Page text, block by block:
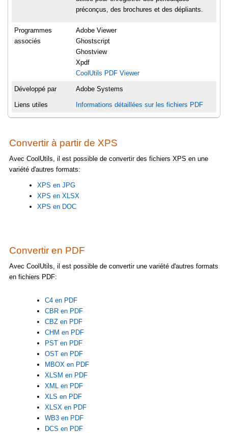
préconçus, des brochures et des dépliants.
Programmes
associés
Adobe Viewer
Ghostscript
Ghostview
Xpdf
CoolUtils PDF Viewer
Développé par Adobe Systems
Liens utiles Informations détaillées sur les fichiers PDF
Convertir à partir de XPS
Avec CoolUtils, il est possible de convertir des fichiers XPS en une
variété d'autres formats:
XPS en JPG
XPS en XLSX
XPS en DOC
Convertir en PDF
Avec CoolUtils, il est possible de convertir une variété d'autres formats
en fichiers PDF:
C4 en PDF
CBR en PDF
CBZ en PDF
CHM en PDF
PST en PDF
OST en PDF
MBOX en PDF
XLSM en PDF
XML en PDF
XLS en PDF
XLSX en PDF
WB3 en PDF
DCS en PDF